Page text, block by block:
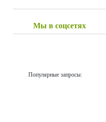
Мы в соцсетях
Популярные запросы: